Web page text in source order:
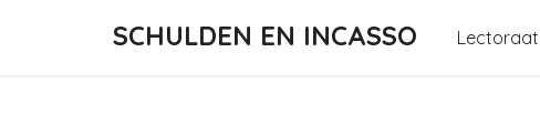
SCHULDEN EN INCASSO Lectoraat